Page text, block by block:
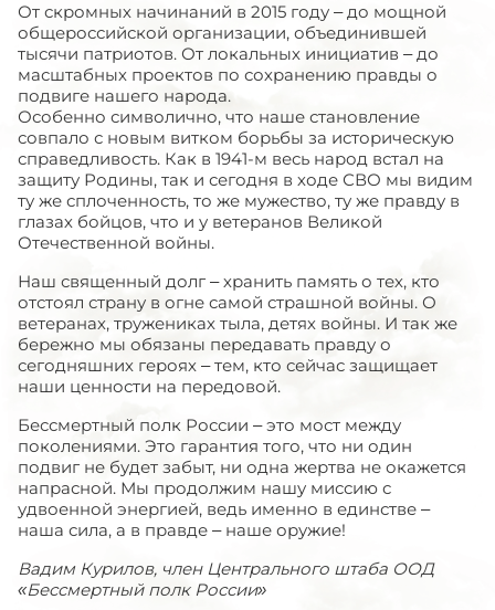
От скромных начинаний в 2015 году – до мощной
общероссийской организации, объединившей
тысячи патриотов. От локальных инициатив – до
масштабных проектов по сохранению правды о
подвиге нашего народа.
Особенно символично, что наше становление
совпало с новым витком борьбы за историческую
справедливость. Как в 1941-м весь народ встал на
защиту Родины, так и сегодня в ходе СВО мы видим
ту же сплоченность, то же мужество, ту же правду в
глазах бойцов, что и у ветеранов Великой
Отечественной войны.
Наш священный долг – хранить память о тех, кто
отстоял страну в огне самой страшной войны. О
ветеранах, тружениках тыла, детях войны. И так же
бережно мы обязаны передавать правду о
сегодняшних героях – тем, кто сейчас защищает
наши ценности на передовой.
Бессмертный полк России – это мост между
поколениями. Это гарантия того, что ни один
подвиг не будет забыт, ни одна жертва не окажется
напрасной. Мы продолжим нашу миссию с
удвоенной энергией, ведь именно в единстве –
наша сила, а в правде – наше оружие!
Вадим Курилов, член Центрального штаба ООД
«Бессмертный полк России»